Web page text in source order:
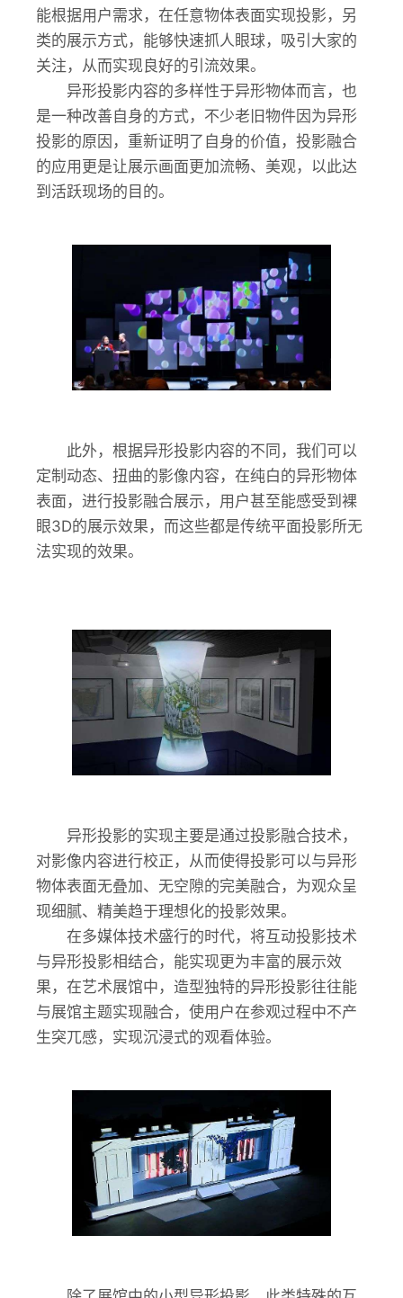
能根据用户需求，在任意物体表面实现投影，另
类的展示方式，能够快速抓人眼球，吸引大家的
关注，从而实现良好的引流效果。
异形投影内容的多样性于异形物体而言，也
是一种改善自身的方式，不少老旧物件因为异形
投影的原因，重新证明了自身的价值，投影融合
的应用更是让展示画面更加流畅、美观，以此达
到活跃现场的目的。
此外，根据异形投影内容的不同，我们可以
定制动态、扭曲的影像内容，在纯白的异形物体
表面，进行投影融合展示，用户甚至能感受到裸
眼3D的展示效果，而这些都是传统平面投影所无
法实现的效果。
异形投影的实现主要是通过投影融合技术，
对影像内容进行校正，从而使得投影可以与异形
物体表面无叠加、无空隙的完美融合，为观众呈
现细腻、精美趋于理想化的投影效果。
在多媒体技术盛行的时代，将互动投影技术
与异形投影相结合，能实现更为丰富的展示效
果，在艺术展馆中，造型独特的异形投影往往能
与展馆主题实现融合，使用户在参观过程中不产
生突兀感，实现沉浸式的观看体验。